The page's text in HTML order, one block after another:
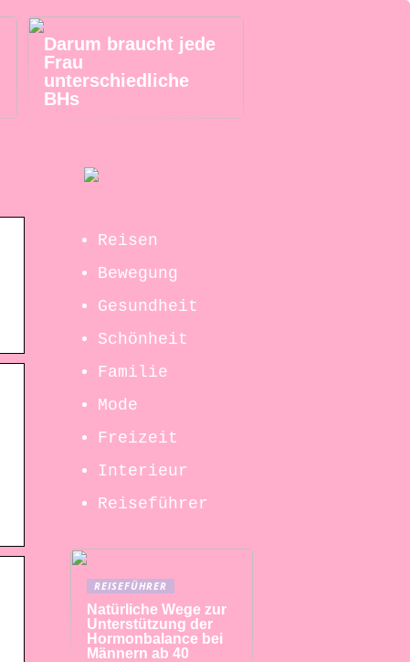
Darum braucht jede
Frau
unterschiedliche
BHs
Reisen
Bewegung
Gesundheit
Schönheit
Familie
Mode
Freizeit
Interieur
Reiseführer
REISEFÜHRER
Natürliche Wege zur
Unterstützung der
Hormonbalance bei
Männern ab 40